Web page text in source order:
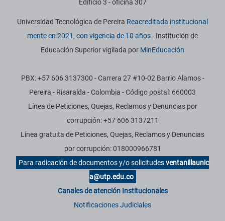
Edificio 3 - oficina 307
Universidad Tecnológica de Pereira Reacreditada institucional
mente en 2021, con vigencia de 10 años- Institución de
Educación Superior vigilada por MinEducación
PBX: +57 606 3137300 - Carrera 27 #10-02 Barrio Alamos -
Pereira - Risaralda - Colombia - Código postal: 660003
Línea de Peticiones, Quejas, Reclamos y Denuncias por
corrupción: +57 606 3137211
Línea gratuita de Peticiones, Quejas, Reclamos y Denuncias
por corrupción: 018000966781
Para radicación de documentos y/o solicitudesventanillaunic
a@utp.edu.co
Canales de atención Institucionales
Notificaciones Judiciales